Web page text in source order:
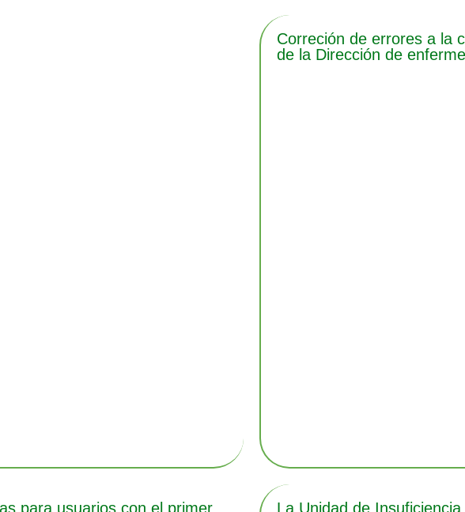
Correción de errores a la
de la Dirección de
para usuarios con el primer
La Unidad de